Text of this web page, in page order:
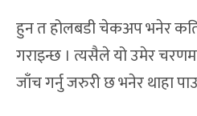
हुन त होलबडी चेकअप भनेर
गराइन्छ । त्यसैले यो उमेर
जाँच गर्नु जरुरी छ भनेर थाहा